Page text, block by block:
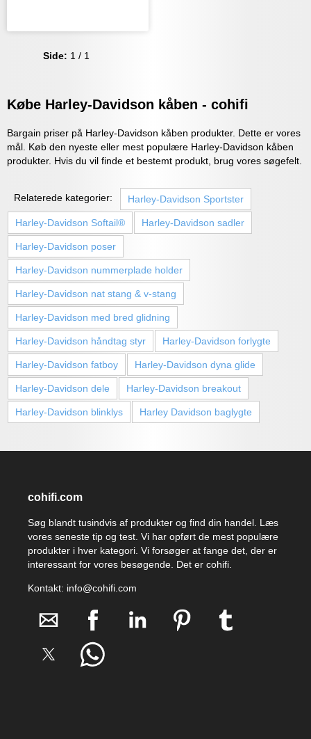
Side: 1 / 1
Købe Harley-Davidson kåben - cohifi
Bargain priser på Harley-Davidson kåben produkter. Dette er vores
mål. Køb den nyeste eller mest populære Harley-Davidson kåben
produkter. Hvis du vil finde et bestemt produkt, brug vores søgefelt.
Relaterede kategorier: Harley-Davidson Sportster
Harley-Davidson Softail® Harley-Davidson sadler
Harley-Davidson poser
Harley-Davidson nummerplade holder
Harley-Davidson nat stang & v-stang
Harley-Davidson med bred glidning
Harley-Davidson håndtag styr Harley-Davidson forlygte
Harley-Davidson fatboy Harley-Davidson dyna glide
Harley-Davidson dele Harley-Davidson breakout
Harley-Davidson blinklys Harley Davidson baglygte
cohifi.com
Søg blandt tusindvis af produkter og find din handel. Læs
vores seneste tip og test. Vi har opført de mest populære
produkter i hver kategori. Vi forsøger at fange det, der er
interessant for vores besøgende. Det er cohifi.
Kontakt: info@cohifi.com